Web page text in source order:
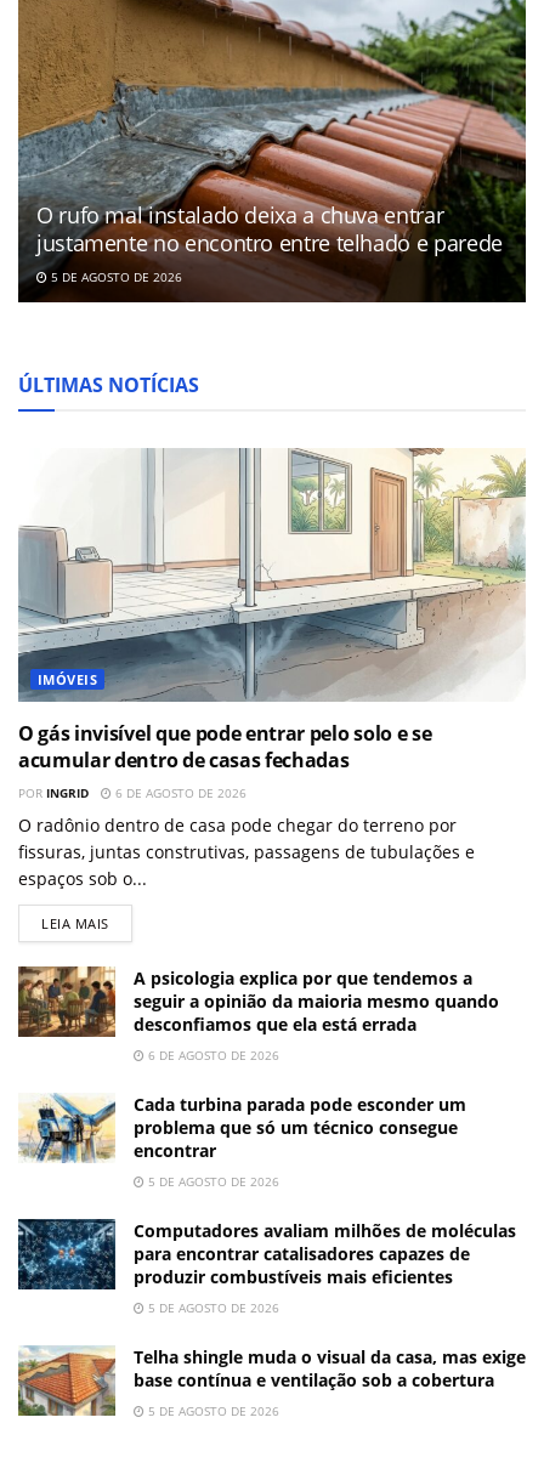
O rufo mal instalado deixa a chuva entrar
justamente no encontro entre telhado e parede
5 DE AGOSTO DE 2026
ÚLTIMAS NOTÍCIAS
IMÓVEIS
O gás invisível que pode entrar pelo solo e se
acumular dentro de casas fechadas
POR INGRID 6 DE AGOSTO DE 2026
O radônio dentro de casa pode chegar do terreno por
fissuras, juntas construtivas, passagens de tubulações e
espaços sob o...
LEIA MAIS
A psicologia explica por que tendemos a
seguir a opinião da maioria mesmo quando
desconfiamos que ela está errada
6 DE AGOSTO DE 2026
Cada turbina parada pode esconder um
problema que só um técnico consegue
encontrar
5 DE AGOSTO DE 2026
Computadores avaliam milhões de moléculas
para encontrar catalisadores capazes de
produzir combustíveis mais eficientes
5 DE AGOSTO DE 2026
Telha shingle muda o visual da casa, mas exige
base contínua e ventilação sob a cobertura
5 DE AGOSTO DE 2026